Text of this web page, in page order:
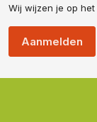
Wij wijzen je op het
Aanmelden